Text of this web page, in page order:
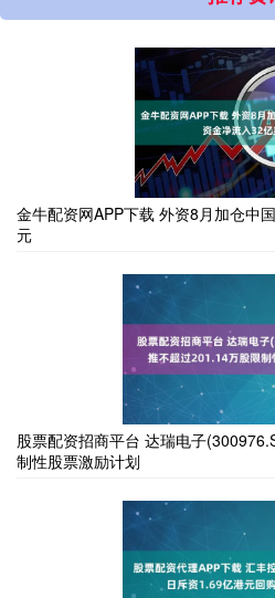
金牛配资网APP下载 外资8月加仓中
元
股票配资招商平台 达瑞电子
制性股票激励计划